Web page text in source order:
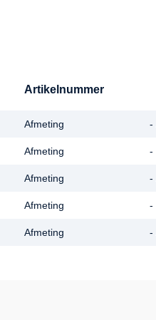
Artikelnummer
Afmeting -
Afmeting -
Afmeting -
Afmeting -
Afmeting -